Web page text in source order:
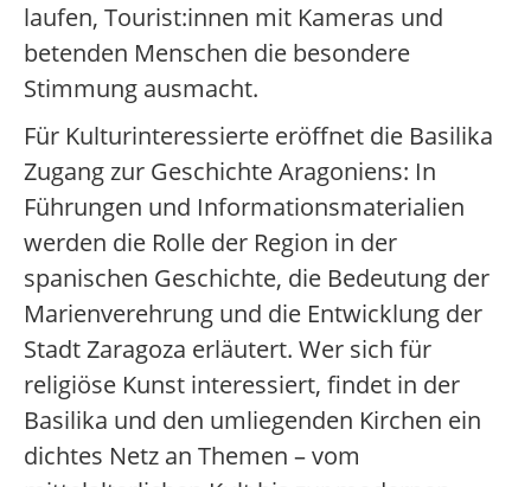
laufen, Tourist:innen mit Kameras und
betenden Menschen die besondere
Stimmung ausmacht.
Für Kulturinteressierte eröffnet die Basilika
Zugang zur Geschichte Aragoniens: In
Führungen und Informationsmaterialien
werden die Rolle der Region in der
spanischen Geschichte, die Bedeutung der
Marienverehrung und die Entwicklung der
Stadt Zaragoza erläutert. Wer sich für
religiöse Kunst interessiert, findet in der
Basilika und den umliegenden Kirchen ein
dichtes Netz an Themen – vom